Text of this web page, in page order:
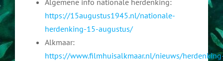
https://15augustus1945.nl/nationale-
herdenking-15-augustus/
Alkmaar:
https://www.filmhuisalkmaar.nl/nieuws/